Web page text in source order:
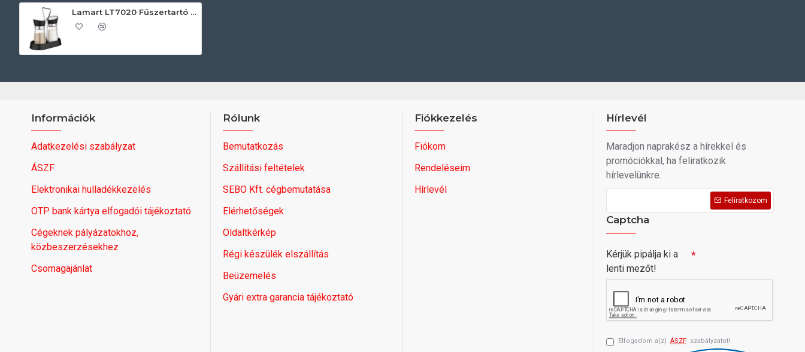
Lamart LT7020 Fűszertartó készlet
Információk
Adatkezelési szabályzat
ÁSZF
Elektronikai hulladékkezelés
OTP bank kártya elfogadói tájékoztató
Cégeknek pályázatokhoz,
közbeszerzésekhez
Csomagajánlat
Rólunk
Bemutatkozás
Szállítási feltételek
SEBO Kft. cégbemutatása
Elérhetőségek
Oldaltkérkép
Régi készülék elszállítás
Beüzemelés
Gyári extra garancia tájékoztató
Fiókkezelés
Fiókom
Rendeléseim
Hírlevél
Hírlevél
Maradjon naprakész a hírekkel és
promóciókkal, ha feliratkozik
hírlevelünkre.
Felíratkozom
Captcha
Kérjük pipálja ki a
lenti mezőt!
Elfogadom a(z) ÁSZF szabályzatot!